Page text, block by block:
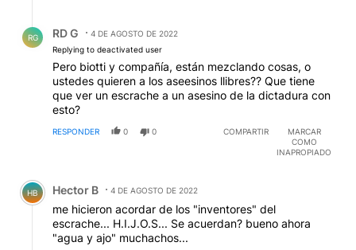
RG RD G
4 DE AGOSTO DE 2022
Replying to deactivated user
Pero biotti y compañía, están mezclando cosas, o
ustedes quieren a los aseesinos llibres?? Que tiene
que ver un escrache a un asesino de la dictadura con
esto?
RESPONDER 0 0 COMPARTIR
MARCAR
COMO
INAPROPIADO
Comentario de Hector B.
HB Hector B 4 DE AGOSTO DE 2022
me hicieron acordar de los "inventores" del
escrache... H.I.J.O.S... Se acuerdan? bueno ahora
"agua y ajo" muchachos...